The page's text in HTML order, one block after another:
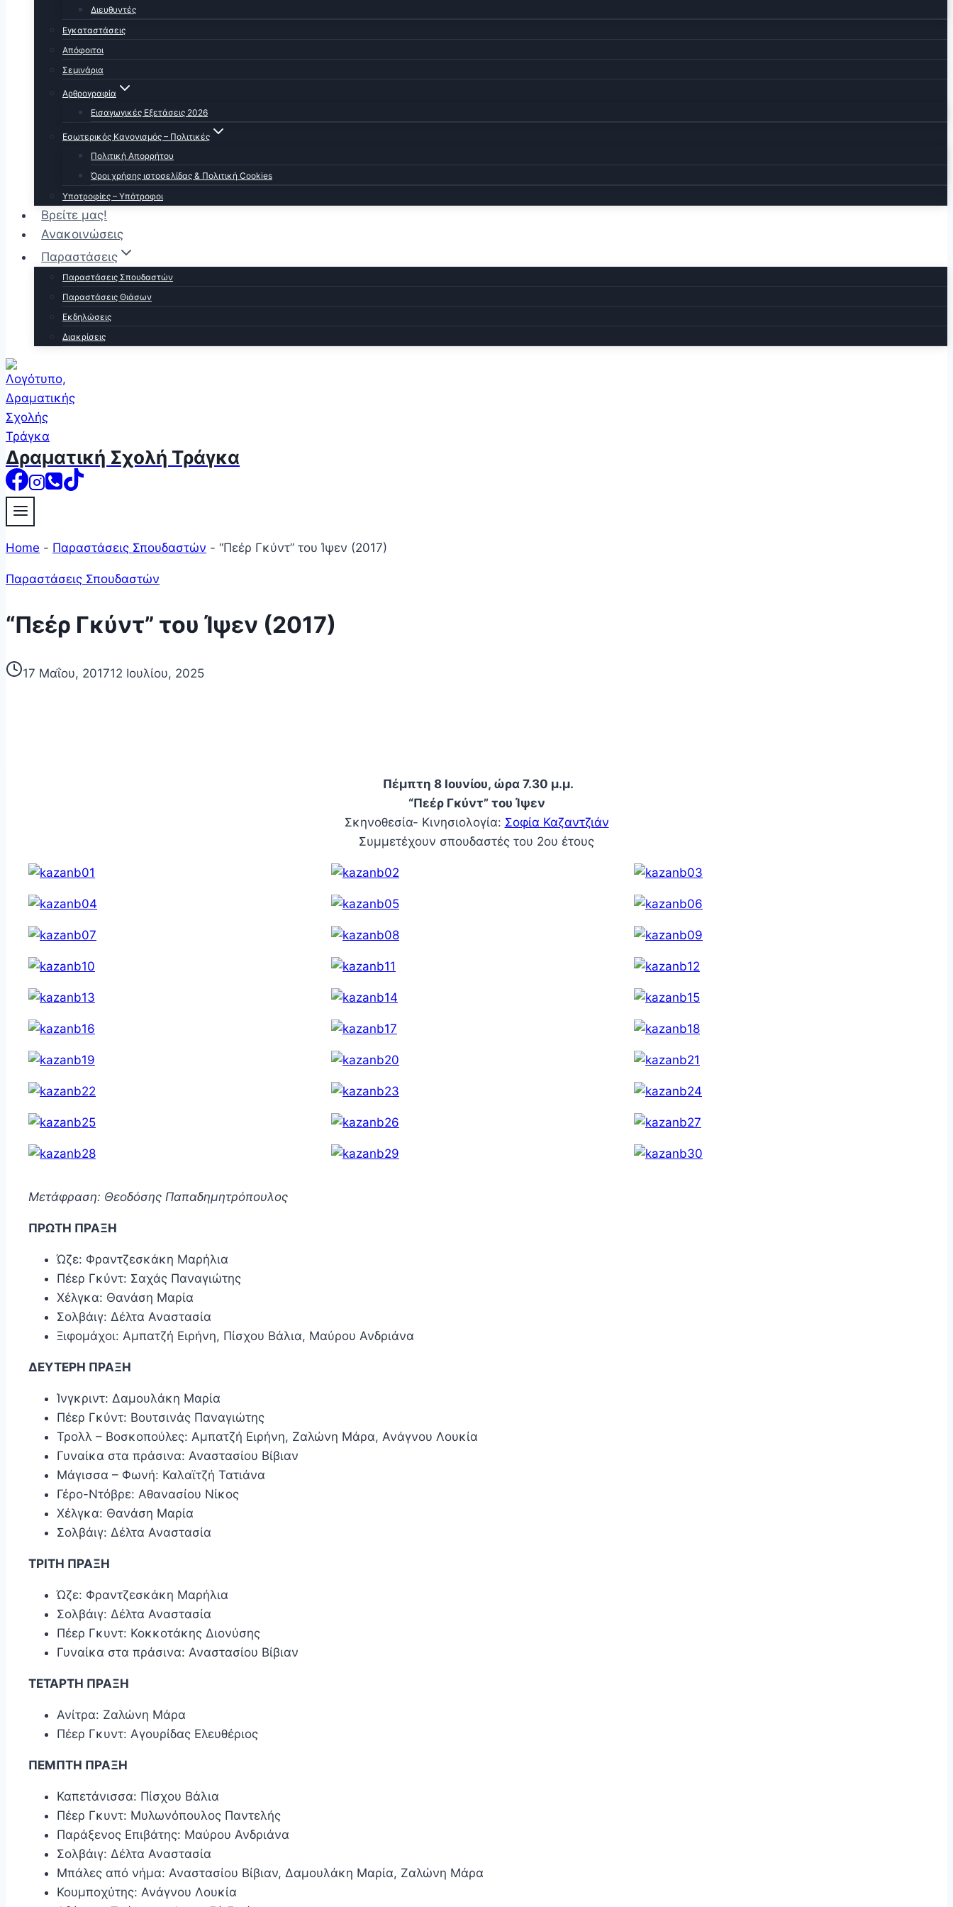
Διευθυντές
Εγκαταστάσεις
Απόφοιτοι
Σεμινάρια
Αρθρογραφία
Εισαγωγικές Εξετάσεις 2026
Εσωτερικός Κανονισμός – Πολιτικές
Πολιτική Απορρήτου
Όροι χρήσης ιστοσελίδας & Πολιτική Cookies
Υποτροφίες – Υπότροφοι
Βρείτε μας!
Ανακοινώσεις
Παραστάσεις
Παραστάσεις Σπουδαστών
Παραστάσεις Θιάσων
Εκδηλώσεις
Διακρίσεις
Δραματική Σχολή Τράγκα
Home - Παραστάσεις Σπουδαστών - “Πεέρ Γκύντ” του Ίψεν (2017)
Παραστάσεις Σπουδαστών
“Πεέρ Γκύντ” του Ίψεν (2017)
17 Μαΐου, 201712 Ιουλίου, 2025
Πέμπτη 8 Ιουνίου, ώρα 7.30 μ.μ.
“Πεέρ Γκύντ” του Ίψεν
Σκηνοθεσία- Κινησιολογία: Σοφία Καζαντζιάν
Συμμετέχουν σπουδαστές του 2ου έτους
Μετάφραση: Θεοδόσης Παπαδημητρόπουλος
ΠΡΩΤΗ ΠΡΑΞΗ
Ώζε: Φραντζεσκάκη Μαρήλια
Πέερ Γκύντ: Σαχάς Παναγιώτης
Χέλγκα: Θανάση Μαρία
Σολβάιγ: Δέλτα Αναστασία
Ξιφομάχοι: Αμπατζή Ειρήνη, Πίσχου Βάλια, Μαύρου Ανδριάνα
ΔΕΥΤΕΡΗ ΠΡΑΞΗ
Ίνγκριντ: Δαμουλάκη Μαρία
Πέερ Γκύντ: Βουτσινάς Παναγιώτης
Τρολλ – Βοσκοπούλες: Αμπατζή Ειρήνη, Ζαλώνη Μάρα, Ανάγνου Λουκία
Γυναίκα στα πράσινα: Αναστασίου Βίβιαν
Μάγισσα – Φωνή: Καλαϊτζή Τατιάνα
Γέρο-Ντόβρε: Αθανασίου Νίκος
Χέλγκα: Θανάση Μαρία
Σολβάιγ: Δέλτα Αναστασία
ΤΡΙΤΗ ΠΡΑΞΗ
Ώζε: Φραντζεσκάκη Μαρήλια
Σολβάιγ: Δέλτα Αναστασία
Πέερ Γκυντ: Κοκκοτάκης Διονύσης
Γυναίκα στα πράσινα: Αναστασίου Βίβιαν
ΤΕΤΑΡΤΗ ΠΡΑΞΗ
Ανίτρα: Ζαλώνη Μάρα
Πέερ Γκυντ: Αγουρίδας Ελευθέριος
ΠΕΜΠΤΗ ΠΡΑΞΗ
Καπετάνισσα: Πίσχου Βάλια
Πέερ Γκυντ: Μυλωνόπουλος Παντελής
Παράξενος Επιβάτης: Μαύρου Ανδριάνα
Σολβάιγ: Δέλτα Αναστασία
Μπάλες από νήμα: Αναστασίου Βίβιαν, Δαμουλάκη Μαρία, Ζαλώνη Μάρα
Κουμποχύτης: Ανάγνου Λουκία